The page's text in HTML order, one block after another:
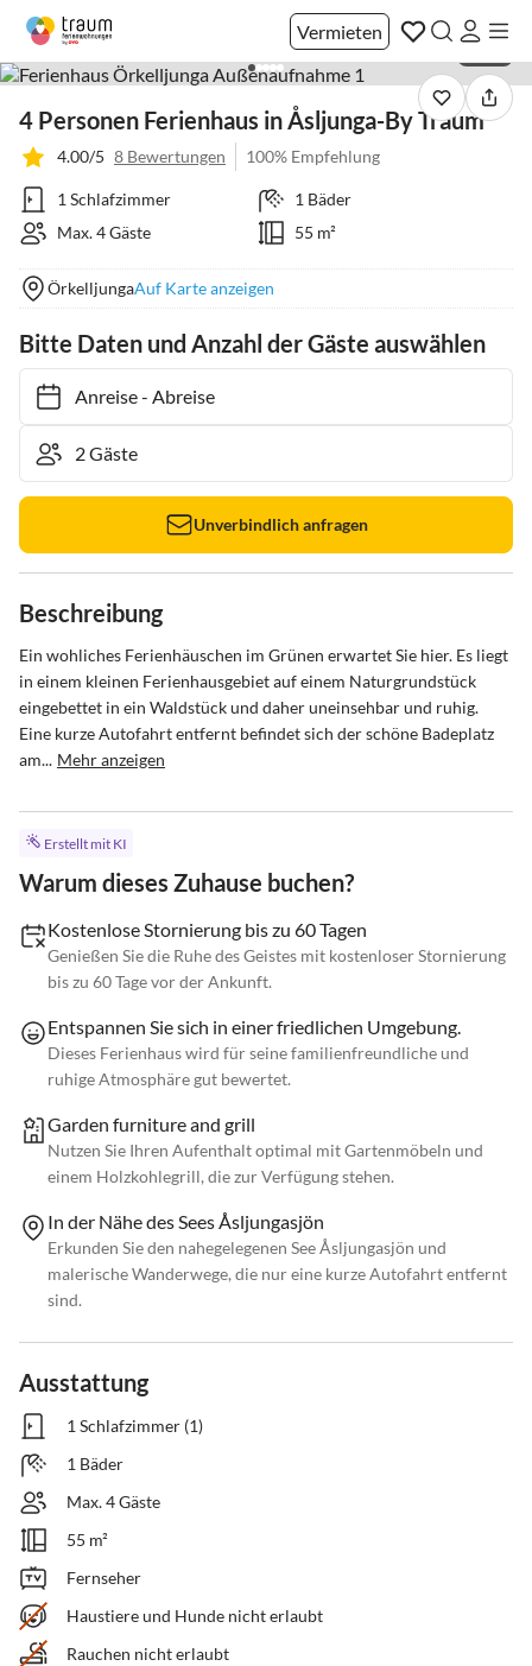
Vermieten
4 Personen Ferienhaus in Åsljunga-By Traum
4.00/5 8 Bewertungen 100% Empfehlung
1 Schlafzimmer
1 Bäder
Max. 4 Gäste
55 m²
ÖrkelljungaAuf Karte anzeigen
Bitte Daten und Anzahl der Gäste auswählen
Anreise- Abreise
Unverbindlich anfragen
Beschreibung
Ein wohliches Ferienhäuschen im Grünen erwartet Sie hier. Es liegt
in einem kleinen Ferienhausgebiet auf einem Naturgrundstück
eingebettet in ein Waldstück und daher uneinsehbar und ruhig.
Eine kurze Autofahrt entfernt befindet sich der schöne Badeplatz
am... Mehr anzeigen
Erstellt mit KI
Warum dieses Zuhause buchen?
Kostenlose Stornierung bis zu 60 Tagen
Genießen Sie die Ruhe des Geistes mit kostenloser Stornierung
bis zu 60 Tage vor der Ankunft.
Entspannen Sie sich in einer friedlichen Umgebung.
Dieses Ferienhaus wird für seine familienfreundliche und
ruhige Atmosphäre gut bewertet.
Garden furniture and grill
Nutzen Sie Ihren Aufenthalt optimal mit Gartenmöbeln und
einem Holzkohlegrill, die zur Verfügung stehen.
In der Nähe des Sees Åsljungasjön
Erkunden Sie den nahegelegenen See Åsljungasjön und
malerische Wanderwege, die nur eine kurze Autofahrt entfernt
sind.
Ausstattung
1 Schlafzimmer (1)
1 Bäder
Max. 4 Gäste
55 m²
Fernseher
Haustiere und Hunde nicht erlaubt
Rauchen nicht erlaubt